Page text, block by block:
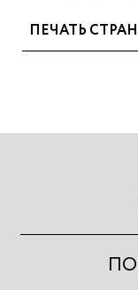
ПЕЧАТЬ